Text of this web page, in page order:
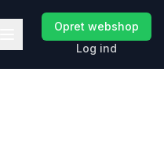
Opret webshop
Log ind